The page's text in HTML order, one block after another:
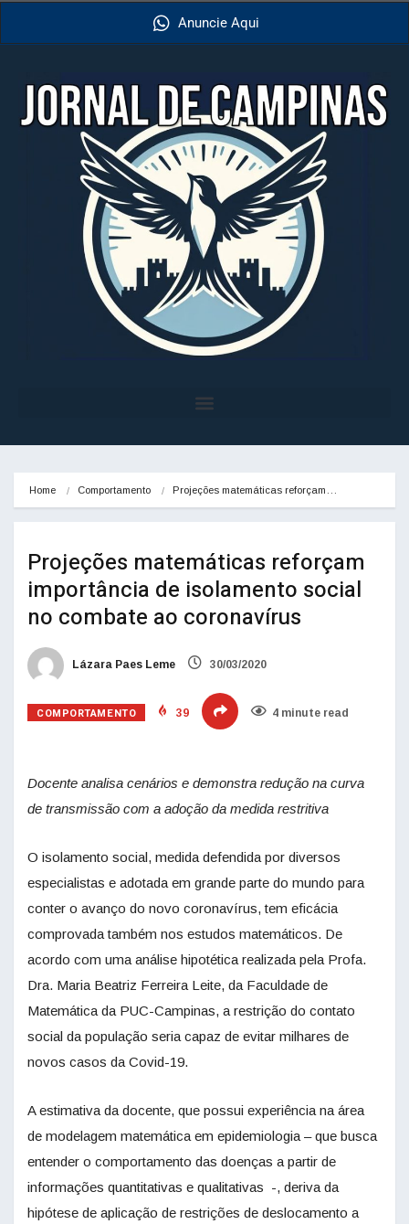
Anuncie Aqui
Home Comportamento Projeções matemáticas reforçam…
Projeções matemáticas reforçam
importância de isolamento social
no combate ao coronavírus
Lázara Paes Leme 30/03/2020
COMPORTAMENTO 39 4 minute read
Docente analisa cenários e demonstra redução na curva
de transmissão com a adoção da medida restritiva
O isolamento social, medida defendida por diversos
especialistas e adotada em grande parte do mundo para
conter o avanço do novo coronavírus, tem eficácia
comprovada também nos estudos matemáticos. De
acordo com uma análise hipotética realizada pela Profa.
Dra. Maria Beatriz Ferreira Leite, da Faculdade de
Matemática da PUC-Campinas, a restrição do contato
social da população seria capaz de evitar milhares de
novos casos da Covid-19.
A estimativa da docente, que possui experiência na área
de modelagem matemática em epidemiologia – que busca
entender o comportamento das doenças a partir de
informações quantitativas e qualitativas -, deriva da
hipótese de aplicação de restrições de deslocamento a